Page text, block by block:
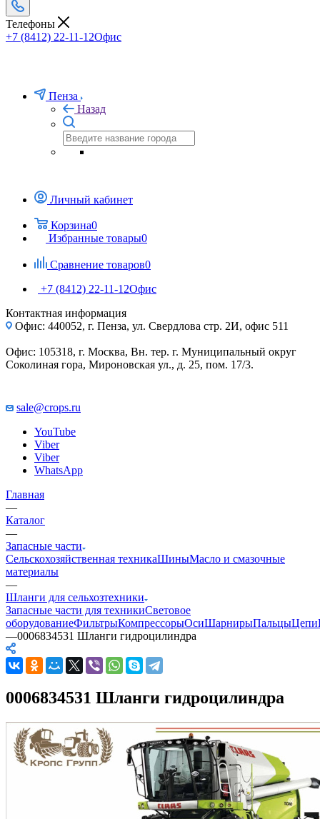
Телефоны
+7 (8412) 22-11-12Офис
Пенза
Назад
Личный кабинет
Корзина0
Избранные товары0
Сравнение товаров0
+7 (8412) 22-11-12Офис
Контактная информация
Офис: 440052, г. Пенза, ул. Свердлова стр. 2И, офис 511
Офис: 105318, г. Москва, Вн. тер. г. Муниципальный округ
Соколиная гора, Мироновская ул., д. 25, пом. 17/3.
sale@crops.ru
YouTube
Viber
Viber
WhatsApp
Главная
—
Каталог
—
Запасные части
Сельскохозяйственная техникаШиныМасло и смазочные
материалы
—
Шланги для сельхозтехники
Запасные части для техникиСветовое
оборудованиеФильтрыКомпрессорыОсиШарнирыПальцыЦепи
—0006834531 Шланги гидроцилиндра
0006834531 Шланги гидроцилиндра